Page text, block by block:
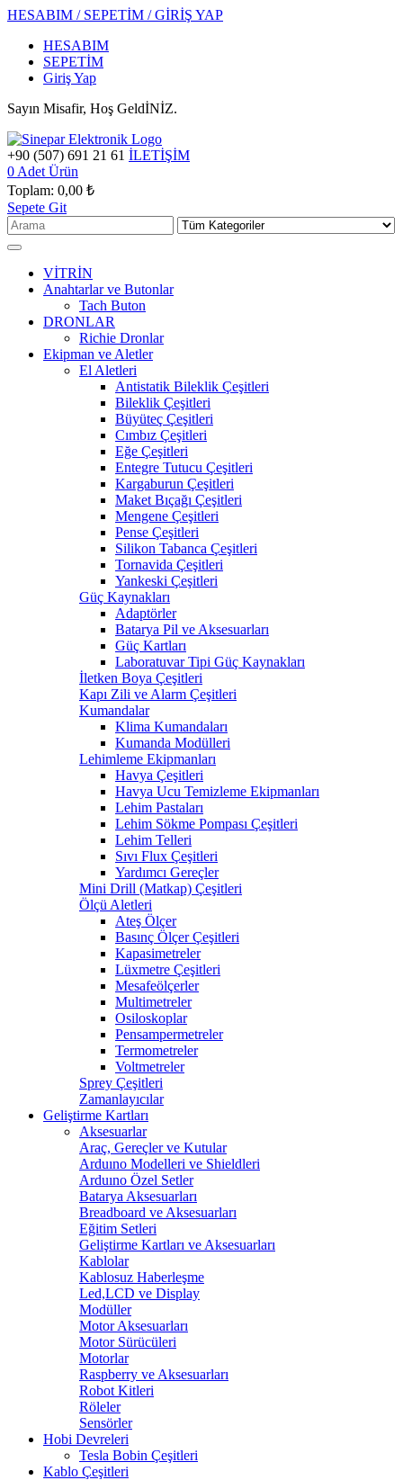
HESABIM / SEPETİM / GİRİŞ YAP
HESABIM
SEPETİM
Giriş Yap
Sayın Misafir, Hoş GeldİNİZ.
+90 (507) 691 21 61 İLETİŞİM
0 Adet Ürün
Toplam: 0,00 ₺
Sepete Git
VİTRİN
Anahtarlar ve Butonlar
Tach Buton
DRONLAR
Richie Dronlar
Ekipman ve Aletler
El Aletleri
Antistatik Bileklik Çeşitleri
Bileklik Çeşitleri
Büyüteç Çeşitleri
Cımbız Çeşitleri
Eğe Çeşitleri
Entegre Tutucu Çeşitleri
Kargaburun Çeşitleri
Maket Bıçağı Çeşitleri
Mengene Çeşitleri
Pense Çeşitleri
Silikon Tabanca Çeşitleri
Tornavida Çeşitleri
Yankeski Çeşitleri
Güç Kaynakları
Adaptörler
Batarya Pil ve Aksesuarları
Güç Kartları
Laboratuvar Tipi Güç Kaynakları
İletken Boya Çeşitleri
Kapı Zili ve Alarm Çeşitleri
Kumandalar
Klima Kumandaları
Kumanda Modülleri
Lehimleme Ekipmanları
Havya Çeşitleri
Havya Ucu Temizleme Ekipmanları
Lehim Pastaları
Lehim Sökme Pompası Çeşitleri
Lehim Telleri
Sıvı Flux Çeşitleri
Yardımcı Gereçler
Mini Drill (Matkap) Çeşitleri
Ölçü Aletleri
Ateş Ölçer
Basınç Ölçer Çeşitleri
Kapasimetreler
Lüxmetre Çeşitleri
Mesafeölçerler
Multimetreler
Osiloskoplar
Pensampermetreler
Termometreler
Voltmetreler
Sprey Çeşitleri
Zamanlayıcılar
Geliştirme Kartları
Aksesuarlar
Araç, Gereçler ve Kutular
Arduıno Modelleri ve Shieldleri
Arduıno Özel Setler
Batarya Aksesuarları
Breadboard ve Aksesuarları
Eğitim Setleri
Geliştirme Kartları ve Aksesuarları
Kablolar
Kablosuz Haberleşme
Led,LCD ve Display
Modüller
Motor Aksesuarları
Motor Sürücüleri
Motorlar
Raspberry ve Aksesuarları
Robot Kitleri
Röleler
Sensörler
Hobi Devreleri
Tesla Bobin Çeşitleri
Kablo Çeşitleri